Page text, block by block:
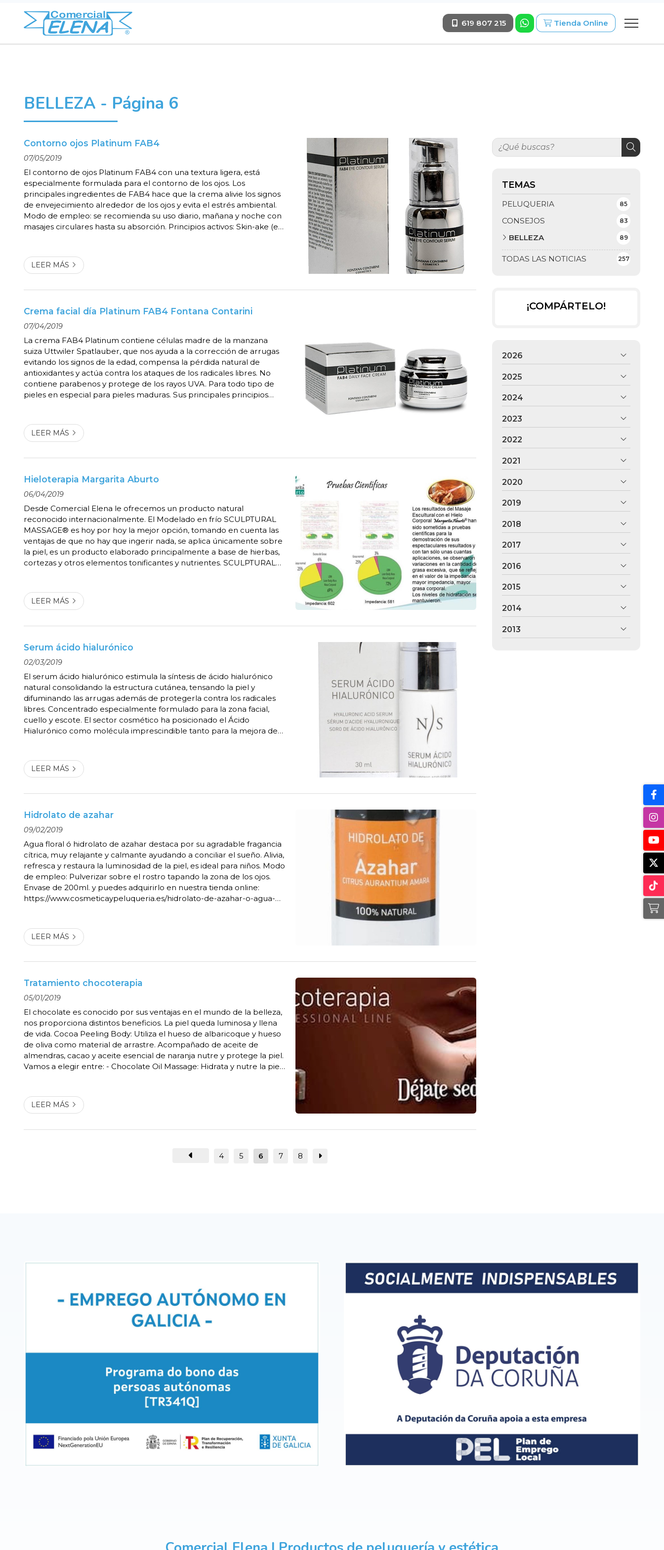
619 807 215 Tienda Online
BELLEZA - Página 6
TEMAS
TODAS LAS NOTICIAS 257
PELUQUERIA 85
CONSEJOS 83
BELLEZA 89
Contorno ojos Platinum FAB4
07/05/2019
El contorno de ojos Platinum FAB4 con una textura ligera, está
especialmente formulada para el contorno de los ojos. Los
principales ingredientes de FAB4 hace que la crema alivie los signos
de envejecimiento alrededor de los ojos y evita el estrés ambiental.
Modo de empleo: se recomienda su uso diario, mañana y noche con
masajes circulares hasta su absorción. Principios activos: Skin-ake (es
LEER MÁS
Crema facial día Platinum FAB4 Fontana Contarini
07/04/2019
La crema FAB4 Platinum contiene células madre de la manzana
suiza Uttwiler Spatlauber, que nos ayuda a la corrección de arrugas
evitando los signos de la edad, compensa la pérdida natural de
antioxidantes y actúa contra los ataques de los radicales libres. No
contiene parabenos y protege de los rayos UVA. Para todo tipo de
pieles en especial para pieles maduras. Sus principales principios
LEER MÁS
Hieloterapia Margarita Aburto
06/04/2019
Desde Comercial Elena le ofrecemos un producto natural
reconocido internacionalmente. El Modelado en frío SCULPTURAL
MASSAGE® es hoy por hoy la mejor opción, tomando en cuenta las
ventajas de que no hay que ingerir nada, se aplica únicamente sobre
la piel, es un producto elaborado principalmente a base de hierbas,
cortezas y otros elementos tonificantes y nutrientes. SCULPTURAL
LEER MÁS
Serum ácido hialurónico
02/03/2019
El serum ácido hialurónico estimula la síntesis de ácido hialurónico
natural consolidando la estructura cutánea, tensando la piel y
difuminando las arrugas además de protegerla contra los radicales
libres. Concentrado especialmente formulado para la zona facial,
cuello y escote. El sector cosmético ha posicionado el Ácido
Hialurónico como molécula imprescindible tanto para la mejora de
LEER MÁS
Hidrolato de azahar
09/02/2019
Agua floral ó hidrolato de azahar destaca por su agradable fragancia
cítrica, muy relajante y calmante ayudando a conciliar el sueño. Alivia,
refresca y restaura la luminosidad de la piel, es ideal para niños. Modo
de empleo: Pulverizar sobre el rostro tapando la zona de los ojos.
Envase de 200ml. y puedes adquirirlo en nuestra tienda online:
https://www.cosmeticaypeluqueria.es/hidrolato-de-azahar-o-agua-
LEER MÁS
Tratamiento chocoterapia
05/01/2019
El chocolate es conocido por sus ventajas en el mundo de la belleza,
nos proporciona distintos beneficios. La piel queda luminosa y llena
de vida. Cocoa Peeling Body: Utiliza el hueso de albaricoque y hueso
de oliva como material de arrastre. Acompañado de aceite de
almendras, cacao y aceite esencial de naranja nutre y protege la piel.
Vamos a elegir entre: - Chocolate Oil Massage: Hidrata y nutre la piel.
LEER MÁS
4 5 6 7 8
¡COMPÁRTELO!
2026
2025
2024
2023
2022
2021
2020
2019
2018
2017
2016
2015
2014
2013